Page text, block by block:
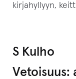
kirjahyllyyn,
S Kulho
Vetoisuus: